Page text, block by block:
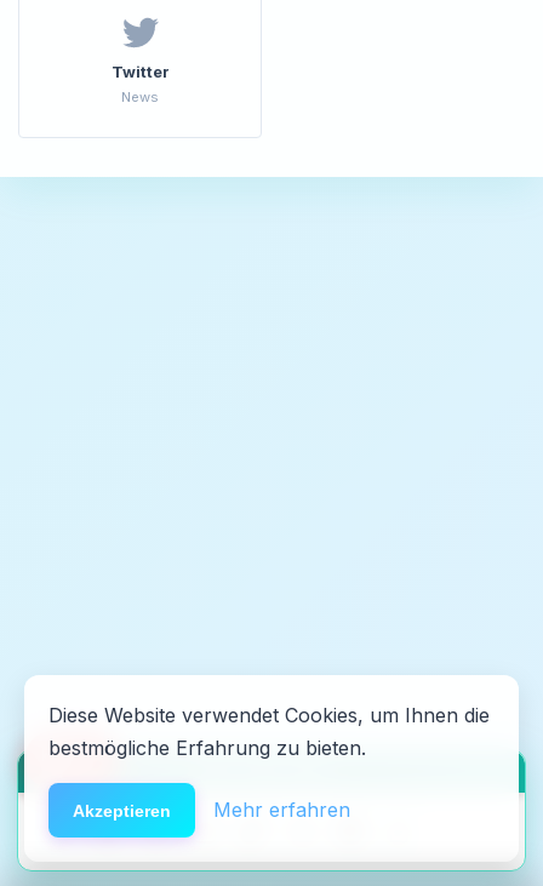
Twitter
News
🆘Hilfe
Diese Website verwendet Cookies, um Ihnen die
bestmögliche Erfahrung zu bieten.
Akzeptieren Mehr erfahren